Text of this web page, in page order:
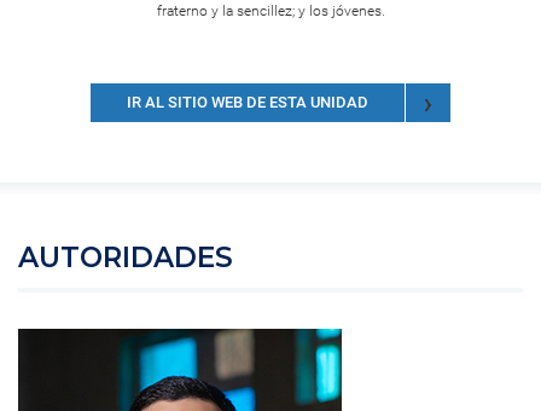
fraterno y la sencillez; y los jóvenes.
IR AL SITIO WEB DE ESTA UNIDAD
AUTORIDADES